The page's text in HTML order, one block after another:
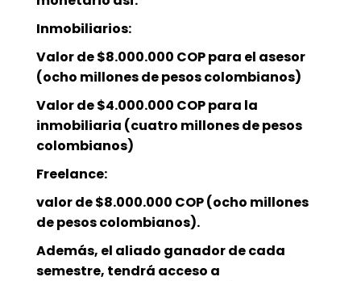
Inmobiliarios:
Valor de $8.000.000 COP para el asesor
(ocho millones de pesos colombianos)
Valor de $4.000.000 COP para la
inmobiliaria (cuatro millones de pesos
colombianos)
Freelance:
valor de $8.000.000 COP (ocho millones
de pesos colombianos).
Además, el aliado ganador de cada
semestre, tendrá acceso a